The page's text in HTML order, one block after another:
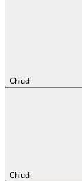
Chiudi
Chiudi